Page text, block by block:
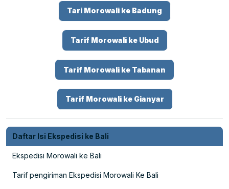
Tari Morowali ke Badung
Tarif Morowali ke Ubud
Tarif Morowali ke Tabanan
Tarif Morowali ke Gianyar
Daftar Isi Ekspedisi ke Bali
Ekspedisi Morowali ke Bali
Tarif pengiriman Ekspedisi Morowali Ke Bali